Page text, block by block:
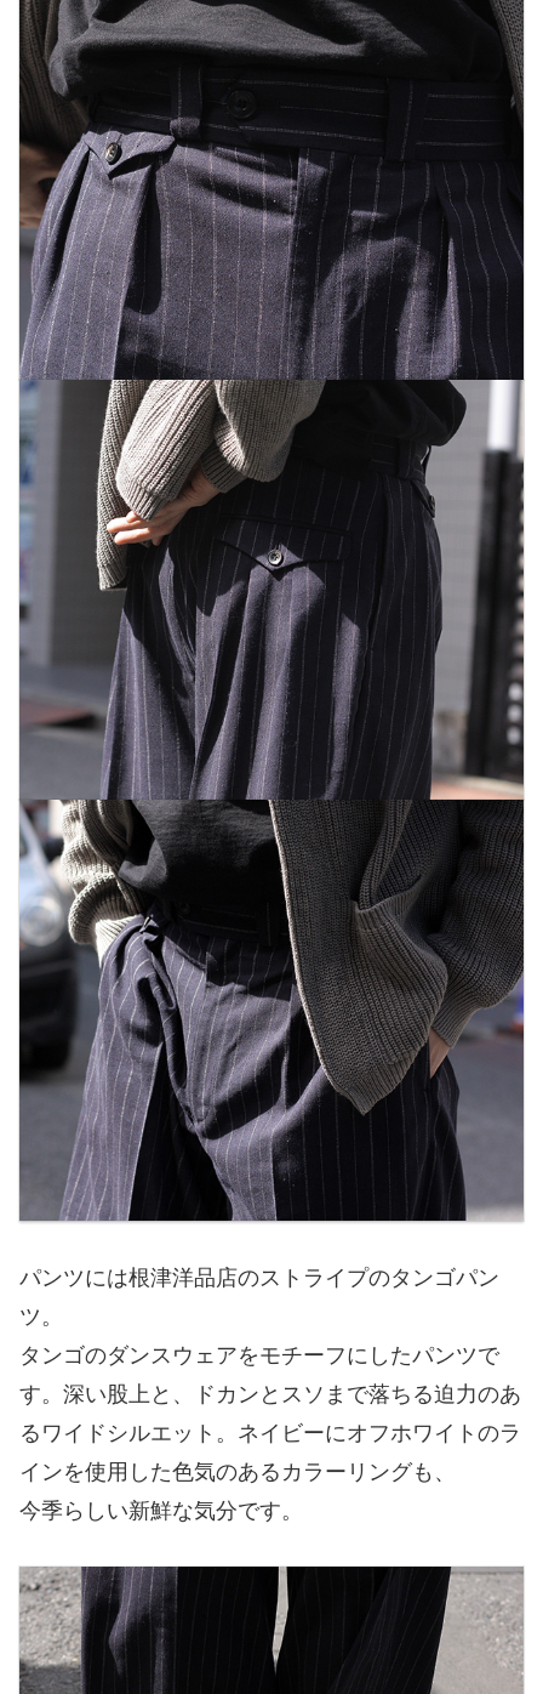
パンツには根津洋品店のストライプのタンゴパン
ツ。
タンゴのダンスウェアをモチーフにしたパンツで
す。深い股上と、ドカンとスソまで落ちる迫力のあ
るワイドシルエット。ネイビーにオフホワイトのラ
インを使用した色気のあるカラーリングも、
今季らしい新鮮な気分です。